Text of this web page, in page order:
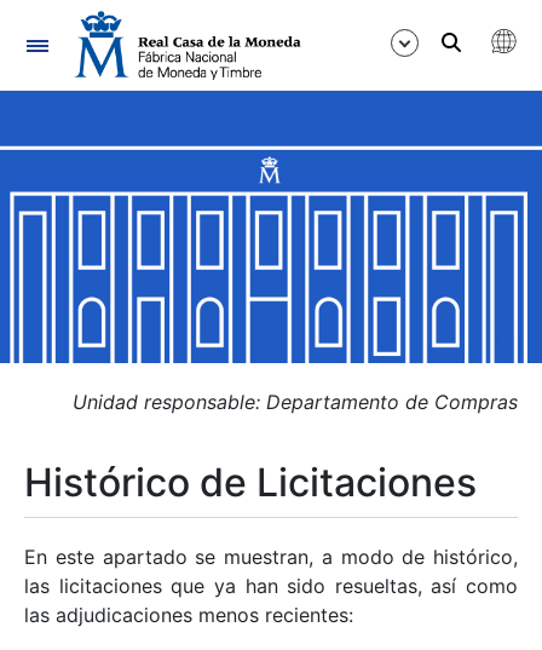
Navegación
Mostrar/Ocultar
Mostrar/Ocultar
Mostrar/Ocultar
Mostrar/Ocultar
Mostrar/Ocultar
Unidad responsable: Departamento de Compras
Histórico de Licitaciones
En este apartado se muestran, a modo de histórico,
las licitaciones que ya han sido resueltas, así como
las adjudicaciones menos recientes: